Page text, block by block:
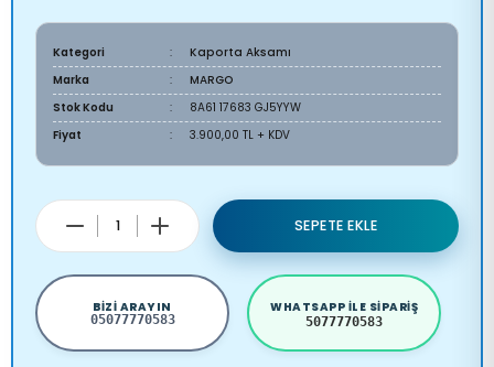
Kategori
Kaporta Aksamı
Marka
MARGO
Stok Kodu
8A61 17683 GJ5YYW
Fiyat
3.900,00 TL + KDV
SEPETE EKLE
BIZI ARAYIN
05077770583
WHATSAPP ILE SIPARIŞ
5077770583